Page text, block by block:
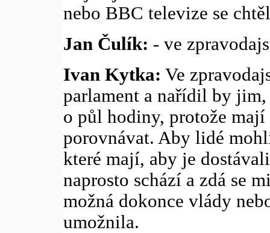
nebo BBC televize se
Jan Čulík: - ve
Ivan Kytka: Ve
parlament a nařídil by
o půl hodiny, protože
porovnávat. Aby lidé
které mají, aby je
naprosto schází a zdá se
možná dokonce vlády
umožnila.